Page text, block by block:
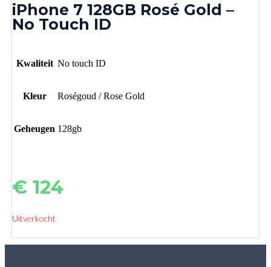
iPhone 7 128GB Rosé Gold –
No Touch ID
Kwaliteit No touch ID
Kleur Roségoud / Rose Gold
Geheugen 128gb
€ 124
Uitverkocht